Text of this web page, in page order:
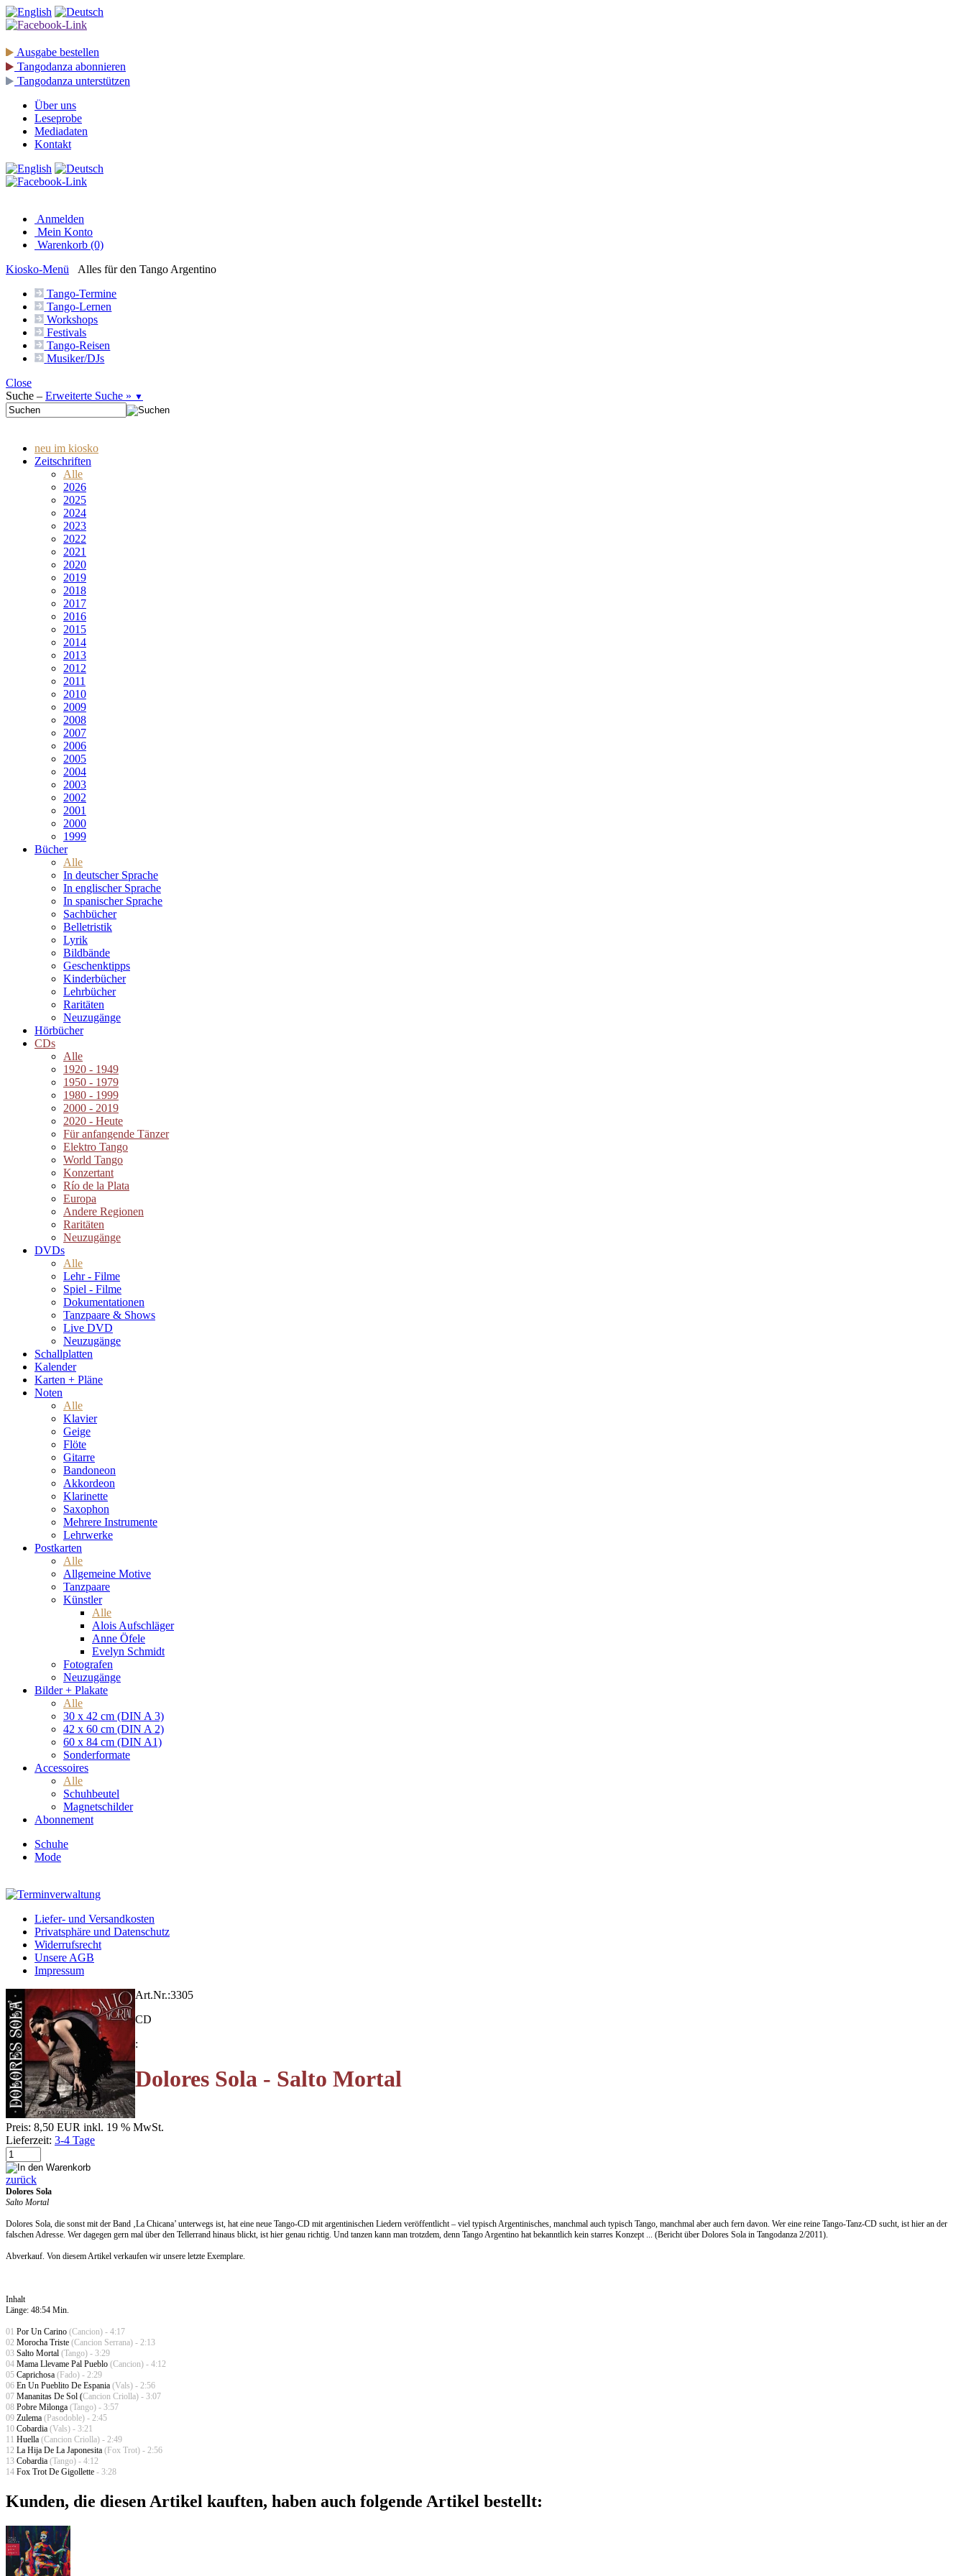
Ausgabe bestellen
Tangodanza abonnieren
Tangodanza unterstützen
Über uns
Leseprobe
Mediadaten
Kontakt
Anmelden
Mein Konto
Warenkorb (0)
Kiosko-Menü
Alles für den Tango Argentino
Tango-Termine
Tango-Lernen
Workshops
Festivals
Tango-Reisen
Musiker/DJs
Close
Suche – Erweiterte Suche » ▼
neu im kiosko
Zeitschriften
Alle
2026
2025
2024
2023
2022
2021
2020
2019
2018
2017
2016
2015
2014
2013
2012
2011
2010
2009
2008
2007
2006
2005
2004
2003
2002
2001
2000
1999
Bücher
Alle
In deutscher Sprache
In englischer Sprache
In spanischer Sprache
Sachbücher
Belletristik
Lyrik
Bildbände
Geschenktipps
Kinderbücher
Lehrbücher
Raritäten
Neuzugänge
Hörbücher
CDs
Alle
1920 - 1949
1950 - 1979
1980 - 1999
2000 - 2019
2020 - Heute
Für anfangende Tänzer
Elektro Tango
World Tango
Konzertant
Río de la Plata
Europa
Andere Regionen
Raritäten
Neuzugänge
DVDs
Alle
Lehr - Filme
Spiel - Filme
Dokumentationen
Tanzpaare & Shows
Live DVD
Neuzugänge
Schallplatten
Kalender
Karten + Pläne
Noten
Alle
Klavier
Geige
Flöte
Gitarre
Bandoneon
Akkordeon
Klarinette
Saxophon
Mehrere Instrumente
Lehrwerke
Postkarten
Alle
Allgemeine Motive
Tanzpaare
Künstler
Alle
Alois Aufschläger
Anne Öfele
Evelyn Schmidt
Fotografen
Neuzugänge
Bilder + Plakate
Alle
30 x 42 cm (DIN A 3)
42 x 60 cm (DIN A 2)
60 x 84 cm (DIN A1)
Sonderformate
Accessoires
Alle
Schuhbeutel
Magnetschilder
Abonnement
Schuhe
Mode
Liefer- und Versandkosten
Privatsphäre und Datenschutz
Widerrufsrecht
Unsere AGB
Impressum
Art.Nr.:3305
CD
:
Dolores Sola - Salto Mortal
Preis: 8,50 EUR inkl. 19 % MwSt.
Lieferzeit: 3-4 Tage
zurück
Dolores Sola
Salto Mortal
Dolores Sola, die sonst mit der Band ‚La Chicana’ unterwegs ist, hat eine neue Tango-CD mit argentinischen Liedern veröffentlicht – viel typisch Argentinisches, manchmal auch typisch Tango, manchmal aber auch fern davon. Wer eine reine Tango-Tanz-CD sucht, ist hier an der
falschen Adresse. Wer dagegen gern mal über den Tellerrand hinaus blickt, ist hier genau richtig. Und tanzen kann man trotzdem, denn Tango Argentino hat bekanntlich kein starres Konzept ... (Bericht über Dolores Sola in Tangodanza 2/2011).
Abverkauf. Von diesem Artikel verkaufen wir unsere letzte Exemplare.
Inhalt
Länge: 48:54 Min.
01 Por Un Carino (Cancion) - 4:17
02 Morocha Triste (Cancion Serrana) - 2:13
03 Salto Mortal (Tango) - 3:29
04 Mama Llevame Pal Pueblo (Cancion) - 4:12
05 Caprichosa (Fado) - 2:29
06 En Un Pueblito De Espania (Vals) - 2:56
07 Mananitas De Sol (Cancion Criolla) - 3:07
08 Pobre Milonga (Tango) - 3:57
09 Zulema (Pasodoble) - 2:45
10 Cobardia (Vals) - 3:21
11 Huella (Cancion Criolla) - 2:49
12 La Hija De La Japonesita (Fox Trot) - 2:56
13 Cobardia (Tango) - 4:12
14 Fox Trot De Gigollette - 3:28
Kunden, die diesen Artikel kauften, haben auch folgende Artikel bestellt: